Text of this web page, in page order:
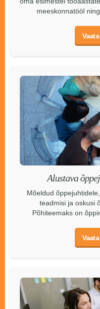
meeskonnatööl
Alustava
Mõeldud
teadmisi ja oskusi
Põhiteemaks on